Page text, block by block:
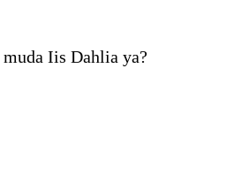
Iis Dahlia ya?